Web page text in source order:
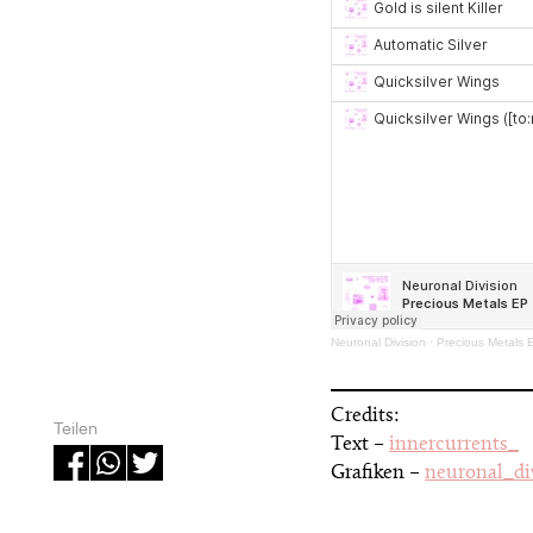
Teilen
Neuronal Division · Precious Metals
Credits:
Text –innercurrents_
Grafiken –